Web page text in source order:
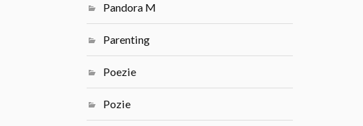
Pandora M
Parenting
Poezie
Pozie